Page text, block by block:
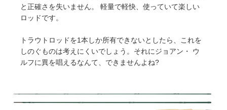
と正確さを失いません。 軽量で軽快、使っていて楽しい
ロッドです。
トラウトロッドを1本しか所有できないとしたら、これを
しのぐものは考えにくいでしょう。それにジョアン・ ウ
ルフに異を唱えるなんて、できませんよね?